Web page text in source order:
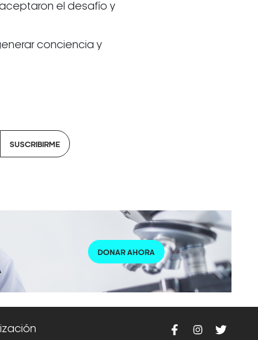
aceptaron el desafío y
conciencia y
SUSCRIBIRME
DONAR AHORA